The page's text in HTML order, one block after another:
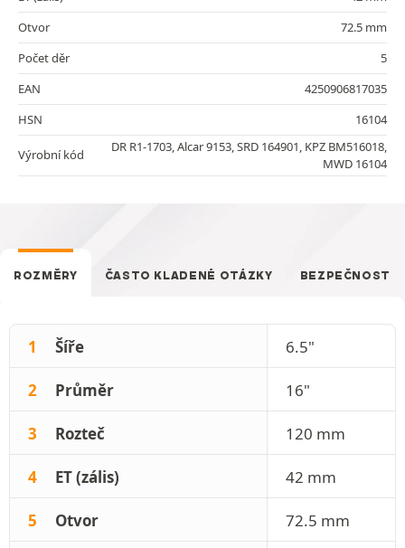
Otvor
72.5 mm
Počet děr
5
EAN
4250906817035
HSN
16104
Výrobní kód
DR R1-1703, Alcar 9153, SRD 164901, KPZ BM516018,
MWD 16104
ROZMĚRY ČASTO KLADENÉ OTÁZKY BEZPEČNOST
1 Šíře 6.5"
2 Průměr 16"
3 Rozteč 120 mm
4 ET (zális) 42 mm
5 Otvor 72.5 mm